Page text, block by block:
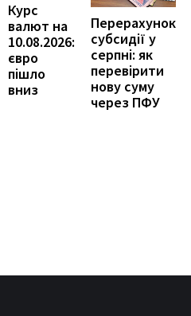
Курс
валют на
10.08.2026:
євро
пішло
вниз
Перерахунок
субсидії у
серпні: як
перевірити
нову суму
через ПФУ